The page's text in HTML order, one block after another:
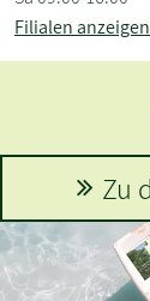
Filialen anzeigen